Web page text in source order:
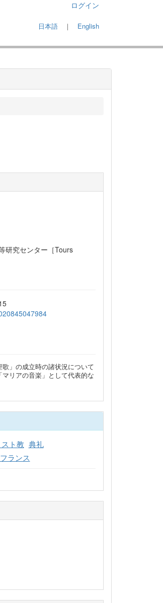
ログイン
日本語 ｜ English
研究センター［Tours
」の成立時の諸状況について
リアの音楽」として代表的な
ト教 典礼
フランス